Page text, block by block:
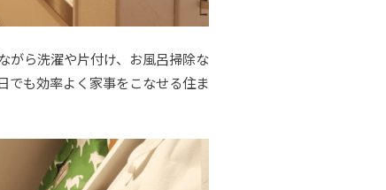
がら洗濯や片付け、お風呂掃除な
でも効率よく家事をこなせる住ま